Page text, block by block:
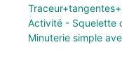
Activité - Squelette
Minuterie simple